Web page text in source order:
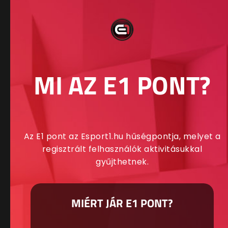
MI AZ E1 PONT?
Az E1 pont az Esport1.hu hűségpontja, melyet a
regisztrált felhasználók aktivitásukkal
gyűjthetnek.
MIÉRT JÁR E1 PONT?